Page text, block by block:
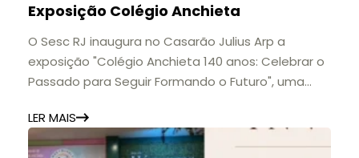
Exposição Colégio Anchieta
O Sesc RJ inaugura no Casarão Julius Arp a
exposição "Colégio Anchieta 140 anos: Celebrar o
Passado para Seguir Formando o Futuro", uma
importantes instituições de ensino de Nova
Friburgo e do Brasil.
LER MAIS